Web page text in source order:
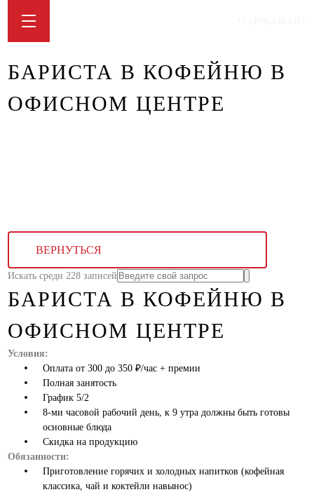
БАРИСТА В КОФЕЙНЮ В
ОФИСНОМ ЦЕНТРЕ
ВЕРНУТЬСЯ
Искать среди 228 записей
БАРИСТА В КОФЕЙНЮ В
ОФИСНОМ ЦЕНТРЕ
Условия:
Оплата от 300 до 350 ₽/час + премии
Полная занятость
График 5/2
8-ми часовой рабочий день, к 9 утра должны быть готовы
основные блюда
Скидка на продукцию
Обязанности:
Приготовление горячих и холодных напитков (кофейная
классика, чай и коктейли навынос)